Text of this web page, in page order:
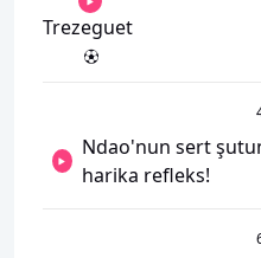
Trezeguet
Ndao'nun sert
harika refleks!